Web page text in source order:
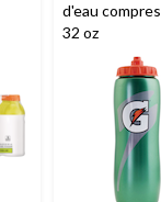
d'eau
32 oz